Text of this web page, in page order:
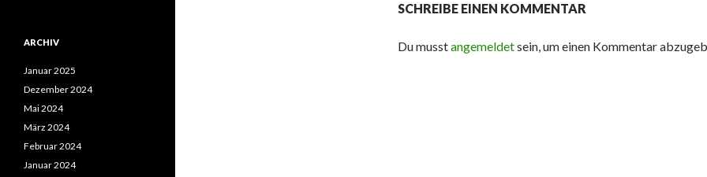
SCHREIBE EINEN KOMMENTAR
Du musstangemeldetsein, um einen Kommentar
ARCHIV
Januar 2025
Dezember 2024
Mai 2024
März 2024
Februar 2024
Januar 2024